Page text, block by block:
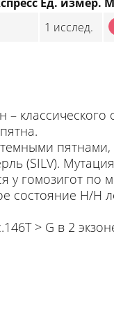
1 исслед.
пятнами,
(SILV).
у гомозигот по
состояние H/H
> G в 2